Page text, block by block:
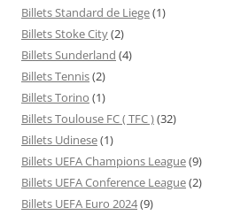
Billets Standard de Liege(1)
Billets Stoke City(2)
Billets Sunderland (4)
Billets Tennis(2)
Billets Torino (1)
Billets Toulouse FC ( TFC )(32)
Billets Udinese(1)
Billets UEFA Champions League(9)
Billets UEFA Conference League(2)
Billets UEFA Euro 2024(9)